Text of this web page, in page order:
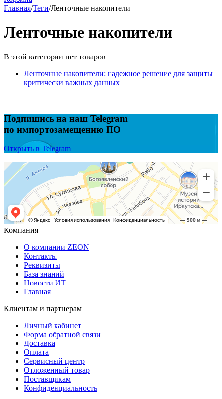
Главная/Теги/Ленточные накопители
Ленточные накопители
В этой категории нет товаров
Ленточные накопители: надежное решение для защиты
критически важных данных
Подпишись на наш Telegram
по импортозамещению ПО
Открыть в Telegram
Компания
О компании ZEON
Контакты
Реквизиты
База знаний
Новости ИТ
Главная
Клиентам и партнерам
Личный кабинет
Форма обратной связи
Доставка
Оплата
Сервисный центр
Отложенный товар
Поставщикам
Конфиденциальность